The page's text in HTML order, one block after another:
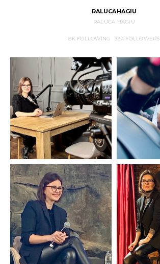
RALUCAHAGIU
RALUCA HAGIU
6KFOLLOWING 33K FOLLOWERS